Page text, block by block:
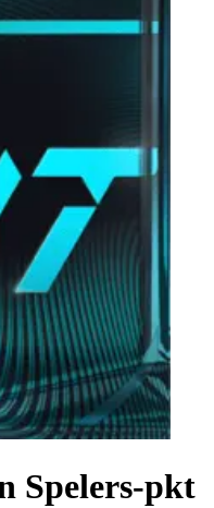
Spelers-pkt